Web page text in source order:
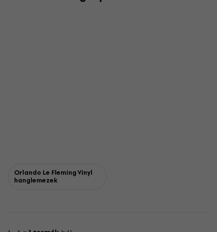
Orlando Le Fleming Vinyl
hanglemezek